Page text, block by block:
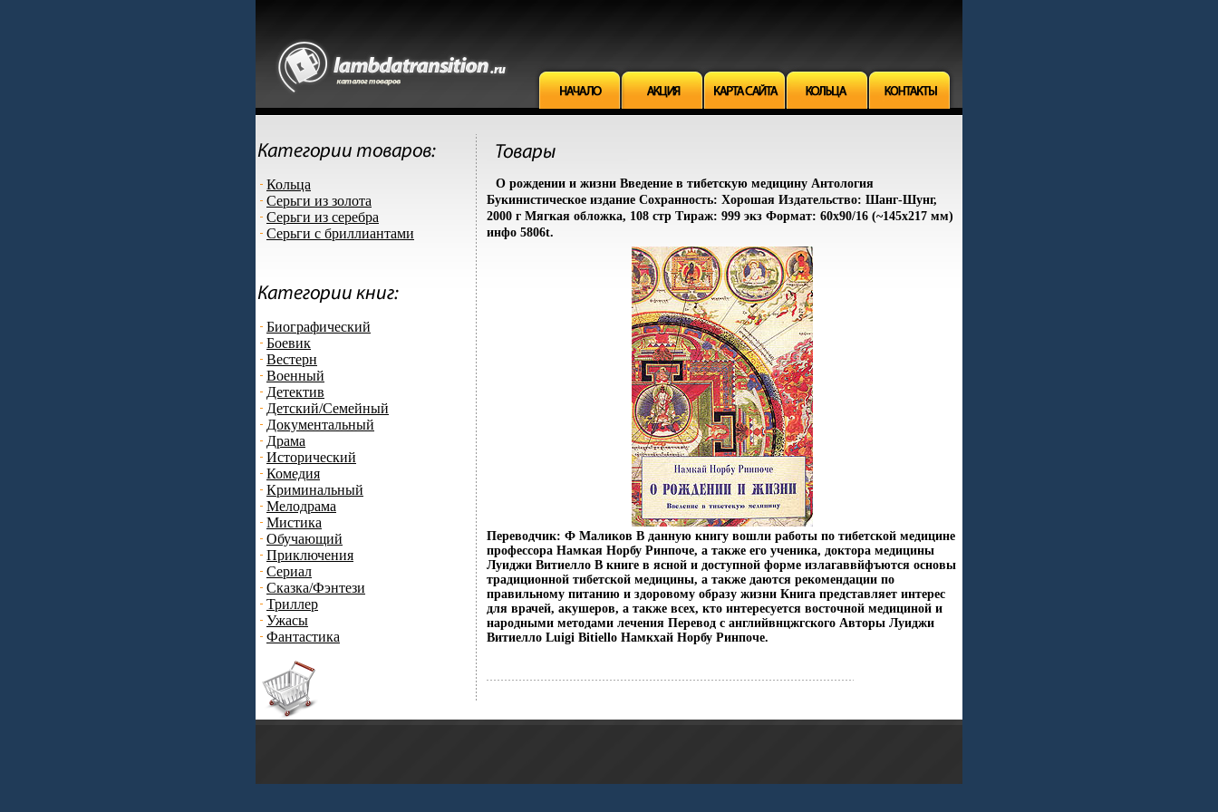
Кольца
Серьги из золота
Серьги из серебра
Серьги с бриллиантами
Биографический
Боевик
Вестерн
Военный
Детектив
Детский/Семейный
Документальный
Драма
Исторический
Комедия
Криминальный
Мелодрама
Мистика
Обучающий
Приключения
Сериал
Сказка/Фэнтези
Триллер
Ужасы
Фантастика
О рождении и жизни Введение в тибетскую медицину Антология
Букинистическое издание Сохранность: Хорошая Издательство: Шанг-Шунг,
2000 г Мягкая обложка, 108 стр Тираж: 999 экз Формат: 60x90/16 (~145х217 мм)
инфо 5806t.
Переводчик: Ф Маликов В данную книгу вошли работы по тибетской медицине
профессора Намкая Норбу Ринпоче, а также его ученика, доктора медицины
Луиджи Витиелло В книге в ясной и доступной форме излагаввйфъются основы
традиционной тибетской медицины, а также даются рекомендации по
правильному питанию и здоровому образу жизни Книга представляет интерес
для врачей, акушеров, а также всех, кто интересуется восточной медициной и
народными методами лечения Перевод с английвнцжгского Авторы Луиджи
Витиелло Luigi Bitiello Намкхай Норбу Ринпоче.